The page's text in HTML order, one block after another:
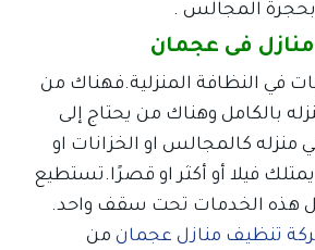
بحجرة المجالس .
فى عجمان
في النظافة المنزلية.فهناك من
بالكامل وهناك من يحتاج إلى
كالمجالس او الخزانات او
فيلا أو أكثر او قصرًا.تستطيع
كل هذه الخدمات تحت سقف واحد.
تنظيف منازل عجمان من